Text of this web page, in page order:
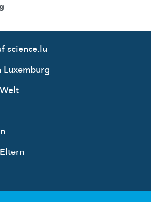
science.lu
Luxemburg